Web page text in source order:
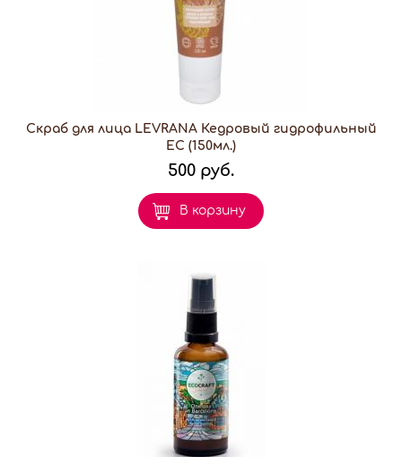
Скраб для лица LEVRANA Кедровый гидрофильный
EC (150мл.)
500 руб.
В корзину